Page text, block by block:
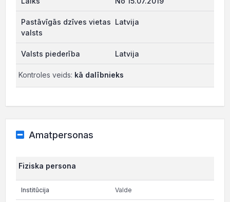
Latvija
Latvija
Kontroles veids: kā dalībnieks
Amatpersonas
Fiziska persona
Valde